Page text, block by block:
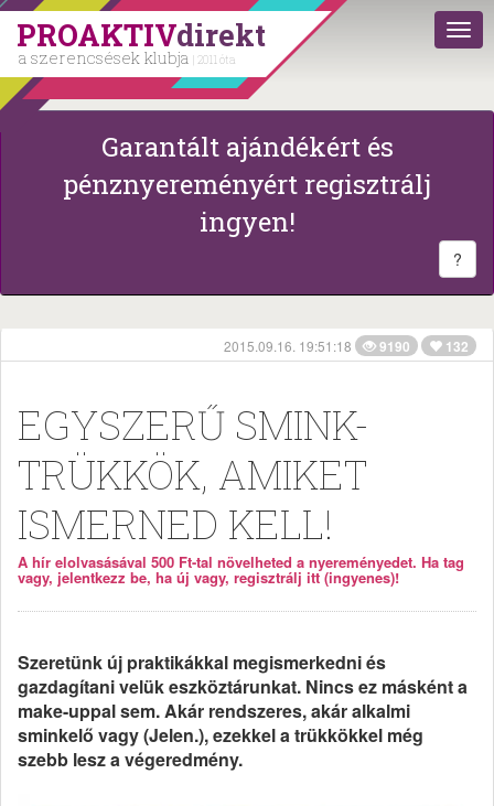
PROAKTIVdirekt
a szerencsések klubja | 2011 óta
Garantált ajándékért és
pénznyereményért regisztrálj
ingyen!
?
2015.09.16. 19:51:18 9190 132
EGYSZERŰ SMINK-
TRÜKKÖK, AMIKET
ISMERNED KELL!
A hír elolvasásával 500 Ft-tal növelheted a nyereményedet. Ha tag
vagy, jelentkezz be, ha új vagy, regisztrálj itt (ingyenes)!
Szeretünk új praktikákkal megismerkedni és
gazdagítani velük eszköztárunkat. Nincs ez másként a
make-uppal sem. Akár rendszeres, akár alkalmi
sminkelő vagy (Jelen.), ezekkel a trükkökkel még
szebb lesz a végeredmény.